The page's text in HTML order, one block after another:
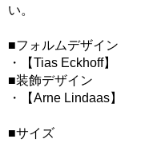
い。
■フォルムデザイン
・【Tias Eckhoff】
■装飾デザイン
・【Arne Lindaas】
■サイズ